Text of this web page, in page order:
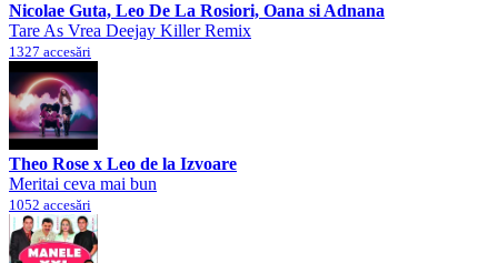
Nicolae Guta, Leo De La Rosiori, Oana si Adnana
Tare As Vrea Deejay Killer Remix
1327 accesări
Theo Rose x Leo de la Izvoare
Meritai ceva mai bun
1052 accesări